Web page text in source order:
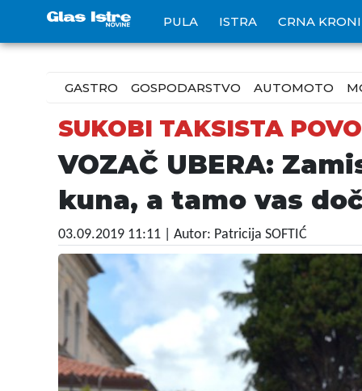
PULA ISTRA CRNA
GASTRO GOSPODARSTVO AUTOMOTO
SUKOBI TAKSISTA
VOZAČ UBERA:
kuna, a tamo vas
03.09.2019 11:11 | Autor: Patricija SOFTIĆ